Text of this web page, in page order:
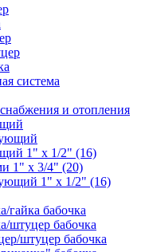
система
и отопления
1" х 1/2" (16)
1" х 3/4" (20)
1" х 1/2" (16)
гайка бабочка
штуцер бабочка
штуцер бабочка